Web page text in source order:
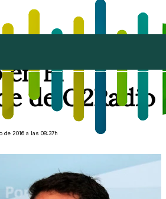
en El
de O2Radio
de 2016 a las 08:37h